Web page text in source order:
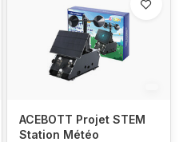
ACEBOTT Projet STEM
Station Météo